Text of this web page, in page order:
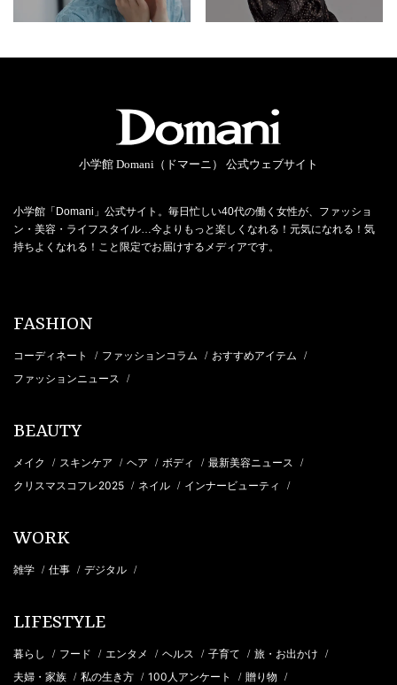
小学館 Domani（ドマーニ） 公式ウェブサイト
小学館「Domani」公式サイト。毎日忙しい40代の働く女性が、ファッショ
ン・美容・ライフスタイル…今よりもっと楽しくなれる！元気になれる！気
持ちよくなれる！こと限定でお届けするメディアです。
FASHION
コーディネート / ファッションコラム / おすすめアイテム /
ファッションニュース /
BEAUTY
メイク / スキンケア / ヘア / ボディ / 最新美容ニュース /
クリスマスコフレ2025 / ネイル / インナービューティ /
WORK
雑学 / 仕事 / デジタル /
LIFESTYLE
暮らし / フード / エンタメ / ヘルス / 子育て / 旅・お出かけ /
夫婦・家族 / 私の生き方 / 100人アンケート / 贈り物 /